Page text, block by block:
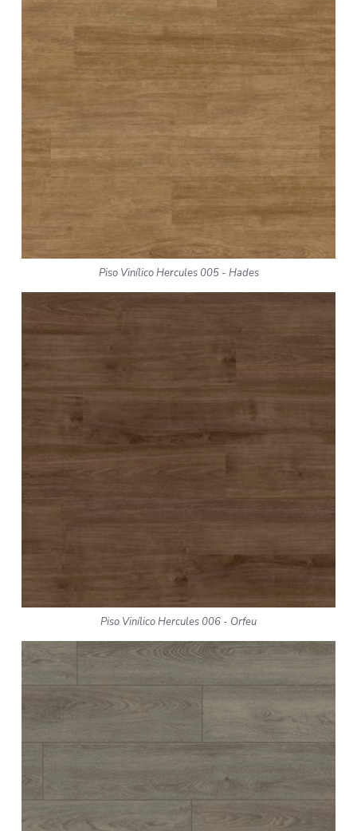
Piso Vinílico Hercules 005 - Hades
Piso Vinílico Hercules 006 - Orfeu